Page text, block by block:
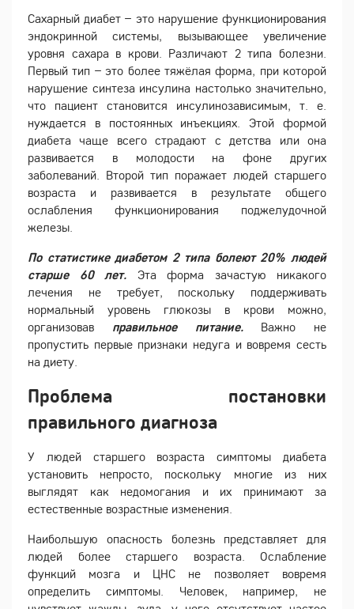
Сахарный диабет – это нарушение функционирования
эндокринной системы, вызывающее увеличение
уровня сахара в крови. Различают 2 типа болезни.
Первый тип – это более тяжёлая форма, при которой
нарушение синтеза инсулина настолько значительно,
что пациент становится инсулинозависимым, т. е.
нуждается в постоянных инъекциях. Этой формой
диабета чаще всего страдают с детства или она
развивается в молодости на фоне других
заболеваний. Второй тип поражает людей старшего
возраста и развивается в результате общего
ослабления функционирования поджелудочной
железы.
По статистике диабетом 2 типа болеют 20% людей
старше 60 лет. Эта форма зачастую никакого
лечения не требует, поскольку поддерживать
нормальный уровень глюкозы в крови можно,
организовав правильное питание.Важно не
пропустить первые признаки недуга и вовремя сесть
на диету.
Проблема постановки
правильного диагноза
У людей старшего возраста симптомы диабета
установить непросто, поскольку многие из них
выглядят как недомогания и их принимают за
естественные возрастные изменения.
Наибольшую опасность болезнь представляет для
людей более старшего возраста. Ослабление
функций мозга и ЦНС не позволяет вовремя
определить симптомы. Человек, например, не